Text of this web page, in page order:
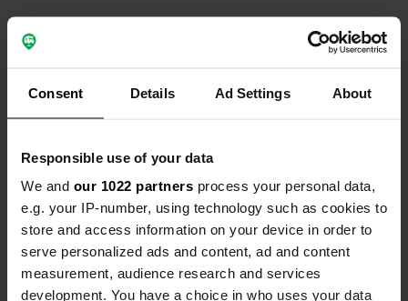
Consent Details Ad Settings About
Responsible use of your data
We and our 1022 partners process your personal data,
e.g. your IP-number, using technology such as cookies to
store and access information on your device in order to
serve personalized ads and content, ad and content
measurement, audience research and services
development. You have a choice in who uses your data
9845, Tana, Norvège
Coordonnées
70° 4' 41" N 27° 41' 3" E
Copie
70.07814 27.68404
Code du site